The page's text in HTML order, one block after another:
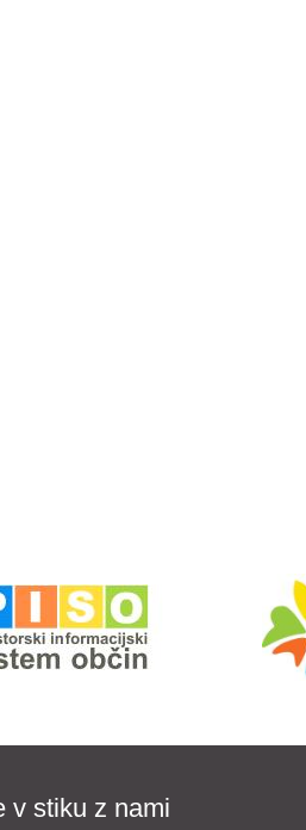
v stiku z nami